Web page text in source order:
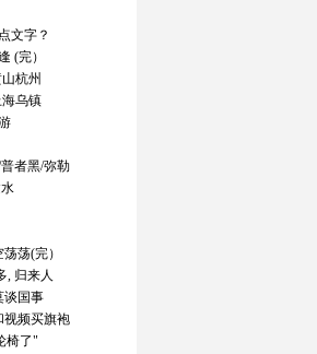
文字？
(完）
杭州
海乌镇
者黑/弥勒
荡(完）
, 归来人
谈国事
视频买旗袍
椅了"